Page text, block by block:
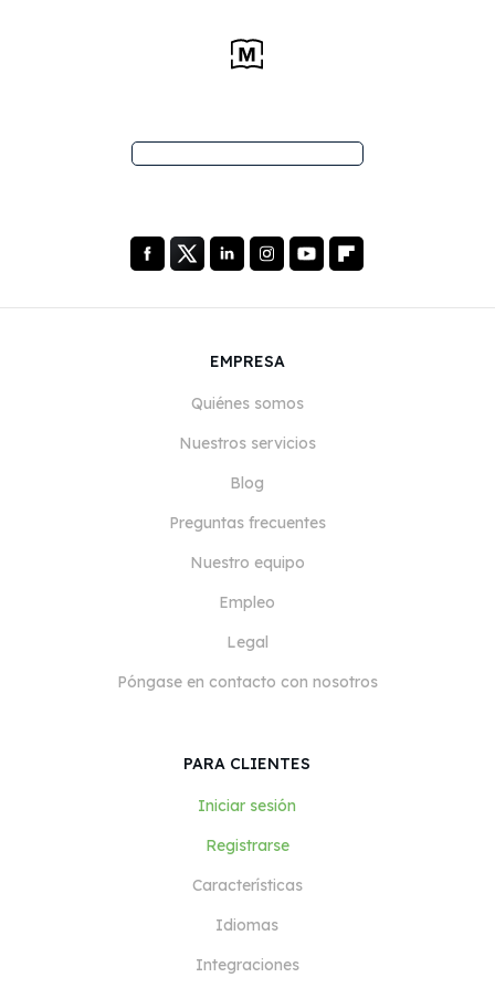
EMPRESA
Quiénes somos
Nuestros servicios
Blog
Preguntas frecuentes
Nuestro equipo
Empleo
Legal
Póngase en contacto con nosotros
PARA CLIENTES
Iniciar sesión
Registrarse
Características
Idiomas
Integraciones